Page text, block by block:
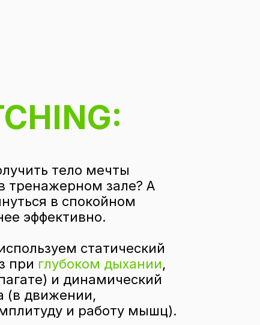
тело мечты
тренажерном зале? А
в спокойном
эффективно.
статический
при глубоком дыхании,
и динамический
(в движении,
и работу мышц).